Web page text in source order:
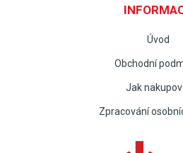
Úvod
Obchodní
Jak
Zpracování